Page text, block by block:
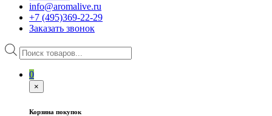
info@aromalive.ru
+7 (495)369-22-29
Заказать звонок
Поиск
товаров
0
×
Корзина покупок